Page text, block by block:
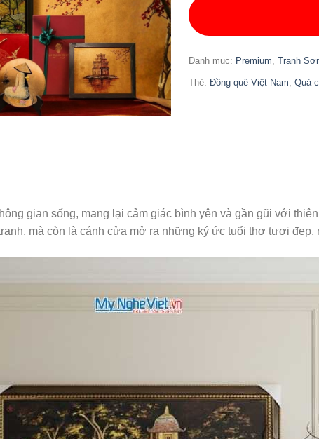
Danh mục: Premium, Tranh
Thẻ: Đồng quê Việt Nam, Quà
gian sống, mang lại cảm giác bình yên và gần gũi với
mà còn là cánh cửa mở ra những ký ức tuổi thơ tươi